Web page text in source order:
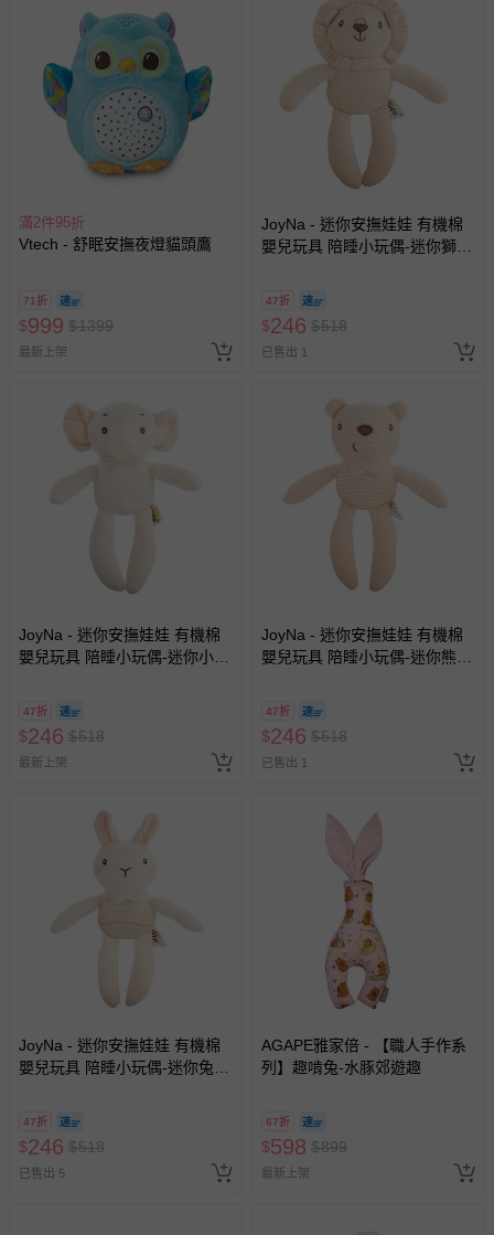
滿2件95折
Vtech - 舒眠安撫夜燈貓頭鷹
71折
$999 $1399
最新上架
JoyNa - 迷你安撫娃娃 有機棉
嬰兒玩具 陪睡小玩偶-迷你獅子
47折
$246 $518
已售出 1
JoyNa - 迷你安撫娃娃 有機棉
嬰兒玩具 陪睡小玩偶-迷你小象
47折
$246 $518
最新上架
JoyNa - 迷你安撫娃娃 有機棉
嬰兒玩具 陪睡小玩偶-迷你熊熊
47折
$246 $518
已售出 1
JoyNa - 迷你安撫娃娃 有機棉
嬰兒玩具 陪睡小玩偶-迷你兔兔
47折
$246 $518
已售出 5
AGAPE雅家倍 - 【職人手作系
列】趣啃兔-水豚郊遊趣
67折
$598 $899
最新上架